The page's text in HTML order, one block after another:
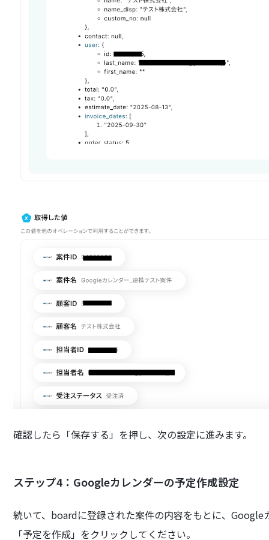
確認したら「保存する」を押し、次の設定に進みます。
ステップ4：Googleカレンダーの予定作成設定
続いて、boardに登録された案件の内容をもとに、
「予定を作成」をクリックしてください。